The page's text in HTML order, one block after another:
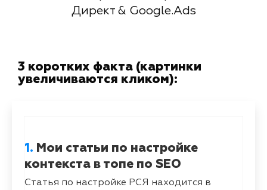
Директ & Google.Ads
3 коротких факта (картинки
увеличиваются кликом):
1. Мои статьи по настройке
контекста в топе по SEO
Статья по настройке РСЯ находится в